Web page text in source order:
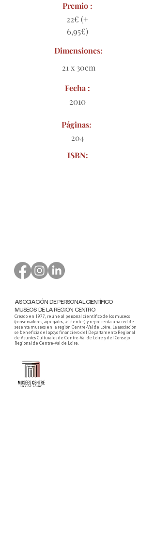
Premio :
22€ (+
6,95€)
Dimensiones:
21 x 30cm
Fecha :
2010
Páginas:
204
ISBN:
ASOCIACIÓN DE PERSONAL CIENTÍFICO
MUSEOS DE LA REGIÓN CENTRO
Creado en 1977, reúne al personal científico de los museos
(conservadores, agregados, asistentes) y representa una red de
sesenta museos en la región Centre-Val de Loire. La asociación
se beneficia del apoyo financiero del Departamento Regional
de Asuntos Culturales de Centre-Val de Loire y del Consejo
Regional de Centre-Val de Loire.